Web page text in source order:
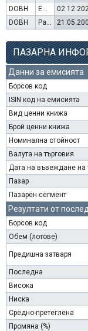
DOBH
Емисия варанти
DOBH
Раздаване на дивидент
ПАЗАРНА
Данни за емисията
Борсов код
ISIN код на емисията
Вид ценни книжа
Брой ценни книжа
Номинална стойност
Валута на търговия
Дата на въвеждане на
Пазар
Пазарен сегмент
Резултати от
Борсов код
Обем (лотове)
Предишна затваря
Последна
Висока
Ниска
Средно-претеглена
Промяна (%)